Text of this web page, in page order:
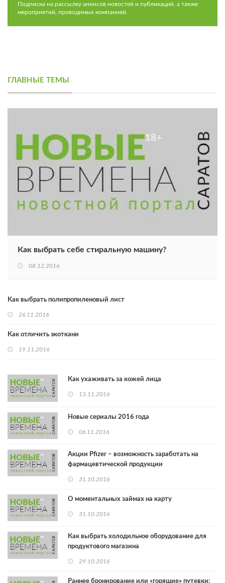
Подписка на рассылку анонсов новостей и публикаций, а также
мероприятий, проводимых компанией.
ГЛАВНЫЕ ТЕМЫ
Как выбрать себе стиральную машину?
08.12.2016
Как выбрать полипропиленовый лист
26.11.2016
Как отличить экоткани
19.11.2016
Как ухаживать за кожей лица
13.11.2016
Новые сериалы 2016 года
06.11.2016
Акции Pfizer – возможность заработать на
фармацевтической продукции
31.10.2016
О моментальных займах на карту
31.10.2016
Как выбрать холодильное оборудование для
продуктового магазина
29.10.2016
Раннее бронирование или «горящие» путевки: